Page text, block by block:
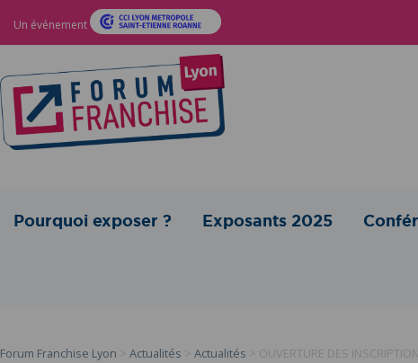
Un événement
Pourquoi exposer ? Exposants 2025
Forum Franchise Lyon > Actualités > Actualités > OUVERTURE DES